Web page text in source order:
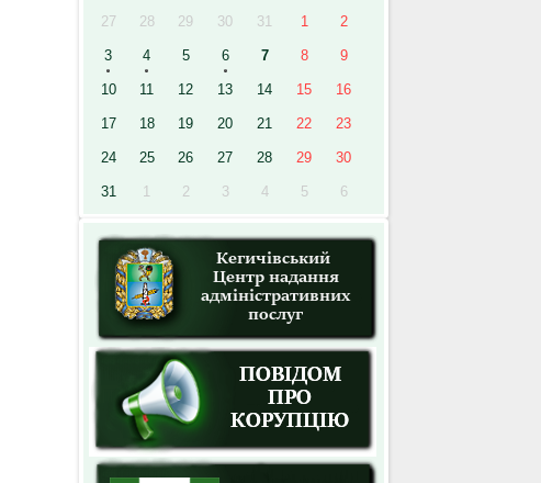
27
28 29 30 31 1 2
3 4 5 6 7 8 9
10 11 12 13 14 15 16
17 18 19 20 21 22 23
24 25 26 27 28 29 30
31 1 2 3 4 5 6